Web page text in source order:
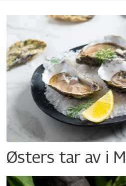
Østers tar av i